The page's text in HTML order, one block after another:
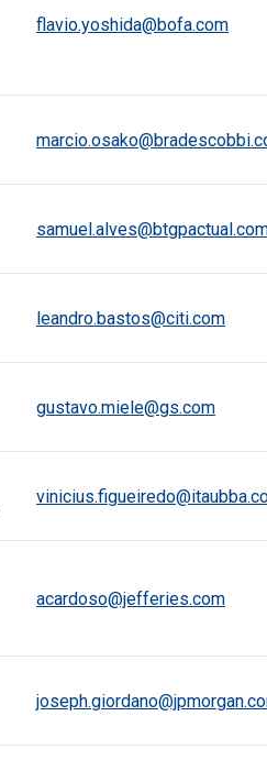
flavio.yoshida@bofa.com
leandro.bastos@citi.com
gustavo.miele@gs.com
acardoso@jefferies.com